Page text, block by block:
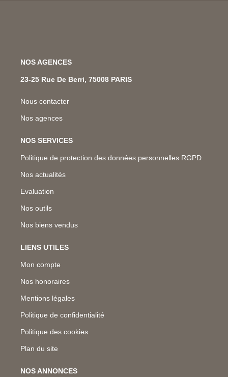
NOS AGENCES
23-25 Rue De Berri, 75008 PARIS
Nous contacter
Nos agences
NOS SERVICES
Politique de protection des données personnelles RGPD
Nos actualités
Evaluation
Nos outils
Nos biens vendus
LIENS UTILES
Mon compte
Nos honoraires
Mentions légales
Politique de confidentialité
Politique des cookies
Plan du site
NOS ANNONCES